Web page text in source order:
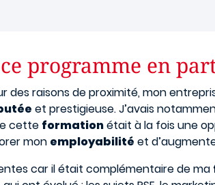
programme en
des raisons de proximité, mon
et prestigieuse. J’avais
cette formationétait à la fois une
mon employabilité et
car il était complémentaire de ma